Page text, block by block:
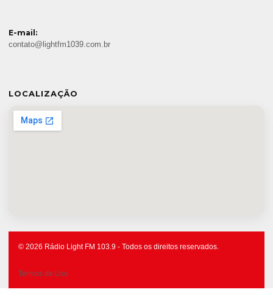
E-mail:
contato@lightfm1039.com.br
LOCALIZAÇÃO
© 2026 Rádio Light FM 103.9 - Todos os direitos reservados.
Termos de Uso